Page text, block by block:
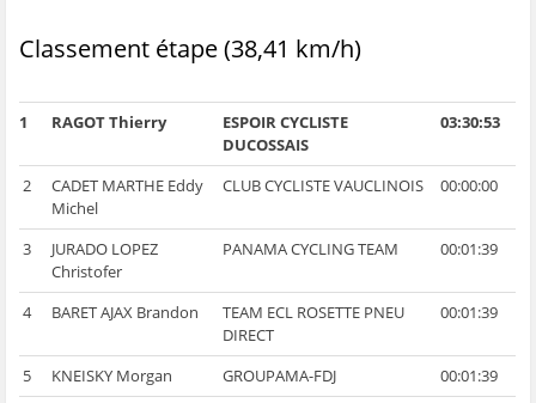
Classement étape (38,41 km/h)
1 RAGOT Thierry
ESPOIR CYCLISTE
DUCOSSAIS
03:30:53
2
CADET MARTHE Eddy
Michel
CLUB CYCLISTE VAUCLINOIS 00:00:00
3
JURADO LOPEZ
Christofer
PANAMA CYCLING TEAM 00:01:39
4 BARET AJAX Brandon
TEAM ECL ROSETTE PNEU
DIRECT
00:01:39
5 KNEISKY Morgan GROUPAMA-FDJ
00:01:39